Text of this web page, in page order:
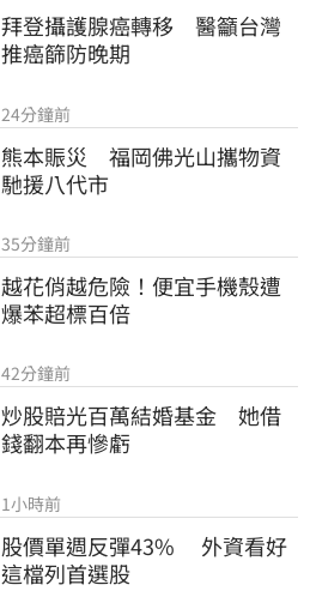
拜登攝護腺癌轉移　醫籲台灣
推癌篩防晚期
24分鐘前
熊本賑災　福岡佛光山攜物資
馳援八代市
35分鐘前
越花俏越危險！便宜手機殼遭
爆苯超標百倍
42分鐘前
炒股賠光百萬結婚基金　她借
錢翻本再慘虧
1小時前
股價單週反彈43%　 外資看好
這檔列首選股